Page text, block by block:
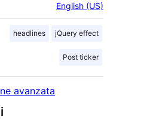
English (US)
headlines jQuery effect
Post ticker
avanzata